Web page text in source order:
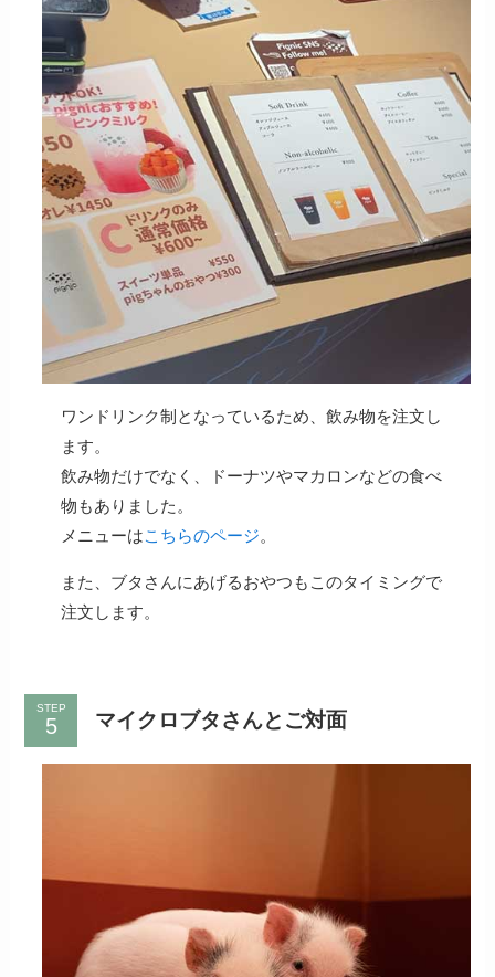
ワンドリンク制となっているため、飲み物を注文し
ます。
飲み物だけでなく、ドーナツやマカロンなどの食べ
物もありました。
メニューはこちらのページ。
また、ブタさんにあげるおやつもこのタイミングで
注文します。
STEP
マイクロブタさんとご対面